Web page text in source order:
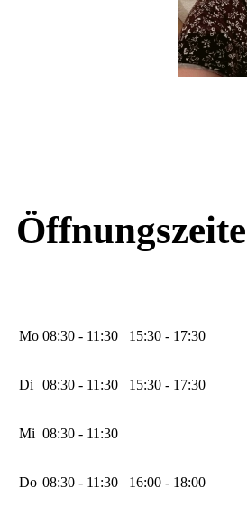
Mo 08:30 - 11:30 15:30 - 17:30
Di 08:30 - 11:30 15:30 - 17:30
Mi 08:30 - 11:30
Do 08:30 - 11:30 16:00 - 18:00